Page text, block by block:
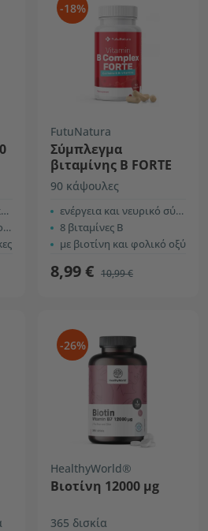
-18%
FutuNatura
Σύμπλεγμα
βιταμίνης Β FORTE
90 κάψουλες
ενέργεια και νευρικό σύστημα
8 βιταμίνες Β
με βιοτίνη και φολικό οξύ
8,99 € 10,99 €
-26%
HealthyWorld®
Βιοτίνη 12000 µg
365 δισκία